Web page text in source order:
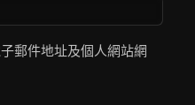
郵件地址及個人網站網